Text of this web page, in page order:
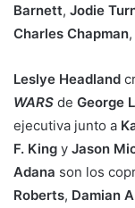
Barnett, Jodie
Charles Chapman,
Leslye Headland
WARS de George
ejecutiva junto a
F. King y Jason
Adana son los
Roberts, Damian